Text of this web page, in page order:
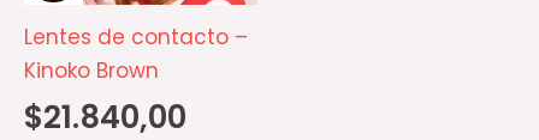
Lentes de contacto –
Kinoko Brown
$21.840,00